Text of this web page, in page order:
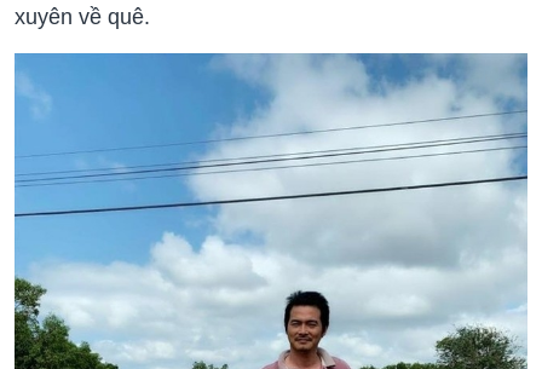
xuyên về quê.